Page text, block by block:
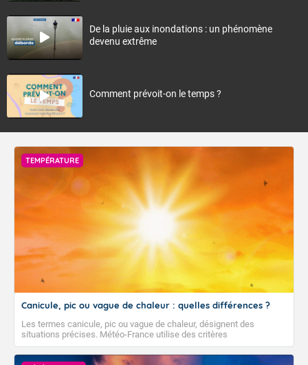
De la pluie aux inondations : un phénomène
devenu extrême
Comment prévoit-on le temps ?
TEMPÉRATURE
Canicule, pic ou vague de chaleur : quelles différences ?
Les termes canicule, pic ou vague de chaleur, désignent des
situations précises. Météo-France utilise des critères
climatologiques pour évaluer et qualifier les épisodes de chaleur qui
peuvent avoir des impacts sanitaires et socio-économiques